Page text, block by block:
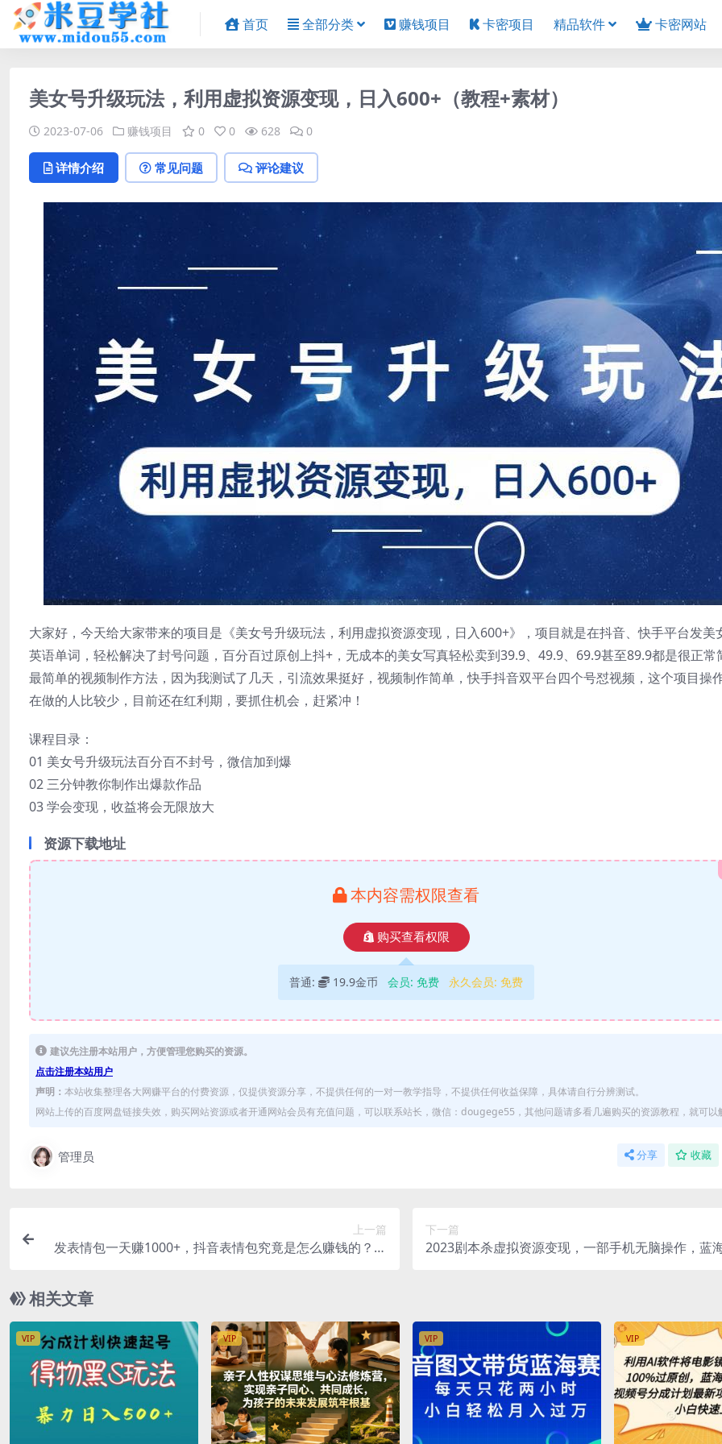
首页 全部分类 赚钱项目 卡密项目 精品软件 卡密网站
美女号升级玩法，利用虚拟资源变现，日入600+（教程+素材）
2023-07-06 赚钱项目 0 0 628 0
详情介绍 常见问题 评论建议
大家好，今天给大家带来的项目是《美女号升级玩法，利用虚拟资源变现，日入600+》，项目就是在抖音、快手平台发美
英语单词，轻松解决了封号问题，百分百过原创上抖+，无成本的美女写真轻松卖到39.9、49.9、69.9甚至89.9都是很正常
最简单的视频制作方法，因为我测试了几天，引流效果挺好，视频制作简单，快手抖音双平台四个号怼视频，这个项目操
在做的人比较少，目前还在红利期，要抓住机会，赶紧冲！
课程目录：
01 美女号升级玩法百分百不封号，微信加到爆
02 三分钟教你制作出爆款作品
03 学会变现，收益将会无限放大
资源下载地址
本内容需权限查看
购买查看权限
普通: 19.9金币 会员: 免费 永久会员: 免费
建议先注册本站用户，方便管理您购买的资源。
点击注册本站用户
声明： 本站收集整理各大网赚平台的付费资源，仅提供资源分享，不提供任何的一对一教学指导，不提供任何收益保障，具体请自行分辨测试。
网站上传的百度网盘链接失效，购买网站资源或者开通网站会员有充值问题，可以联系站长，微信：dougege55，其他问题请多看几遍购买的资源教程，就可以
管理员 分享 收藏
上一篇
发表情包一天赚1000+，抖音表情包究竟是怎么赚钱的？分
下一篇
2023剧本杀虚拟资源变现，一部手机无脑操作，蓝
相关文章
VIP VIP VIP VIP